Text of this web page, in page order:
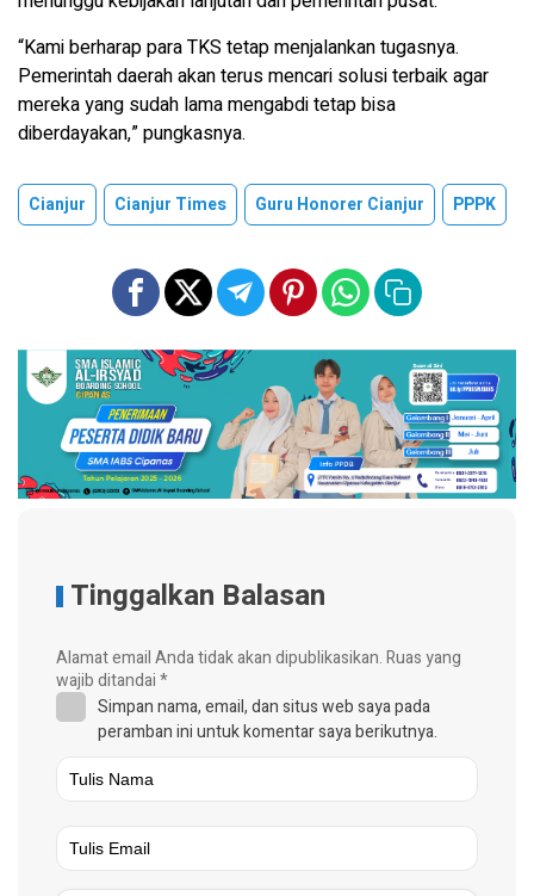
“Kami berharap para TKS tetap menjalankan tugasnya.
Pemerintah daerah akan terus mencari solusi terbaik agar
mereka yang sudah lama mengabdi tetap bisa
diberdayakan,” pungkasnya.
Cianjur Cianjur Times Guru Honorer Cianjur PPPK
Tinggalkan Balasan
Alamat email Anda tidak akan dipublikasikan.Ruas yang
wajib ditandai*
Simpan nama, email, dan situs web saya pada
peramban ini untuk komentar saya berikutnya.